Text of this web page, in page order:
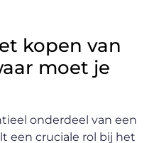
kopen van
moet je
onderdeel van een
een cruciale rol bij het